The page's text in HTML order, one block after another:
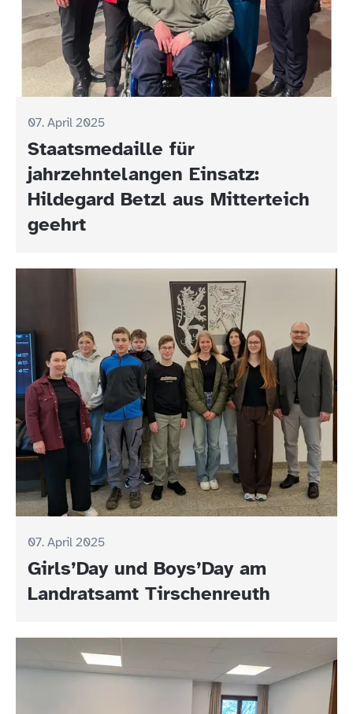
07. April 2025
Staatsmedaille für
jahrzehntelangen Einsatz:
Hildegard Betzl aus Mitterteich
geehrt
07. April 2025
Girls’Day und Boys’Day am
Landratsamt Tirschenreuth